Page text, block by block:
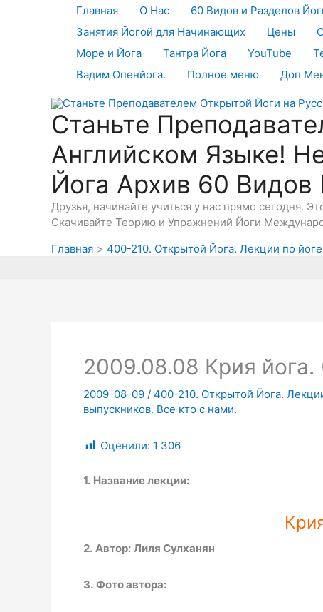
Главная О Нас 60 Видов и Разделов
Занятия Йогой для Начинающих
Цены
Море и Йога
Тантра Йога YouTube
Вадим Опенйога.
Полное меню Доп
Станьте
Английском Языке!
Йога Архив 60 Видов
Друзья, начинайте учиться у нас прямо сегодня.
Скачивайте Теорию и Упражнений Йоги
Главная
400-210. Открытой Йога. Лекции по
2009.08.08 Крия
2009-08-09 / 400-210. Открытой Йога.
выпускников. Все кто с нами.
Оценили: 1 306
1. Название лекции:
2. Автор: Лиля Сулханян
3. Фото автора: